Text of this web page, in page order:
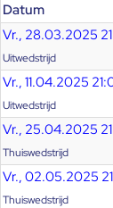
Datum
Vr., 28.03.2025
Uitwedstrijd
Vr., 11.04.2025
Uitwedstrijd
Vr., 25.04.2025
Thuiswedstrijd
Vr., 02.05.2025
Thuiswedstrijd